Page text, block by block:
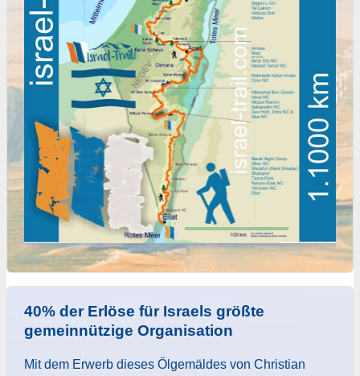
40% der Erlöse für Israels größte
gemeinnützige Organisation
Mit dem Erwerb dieses Ölgemäldes von Christian